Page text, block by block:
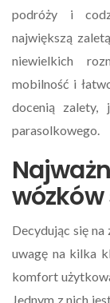
podróży i
największą
niewielkich
mobilność i
docenią zalety,
parasolkowego.
Decydując się
uwagę na kilka
komfort
Jednym z nich